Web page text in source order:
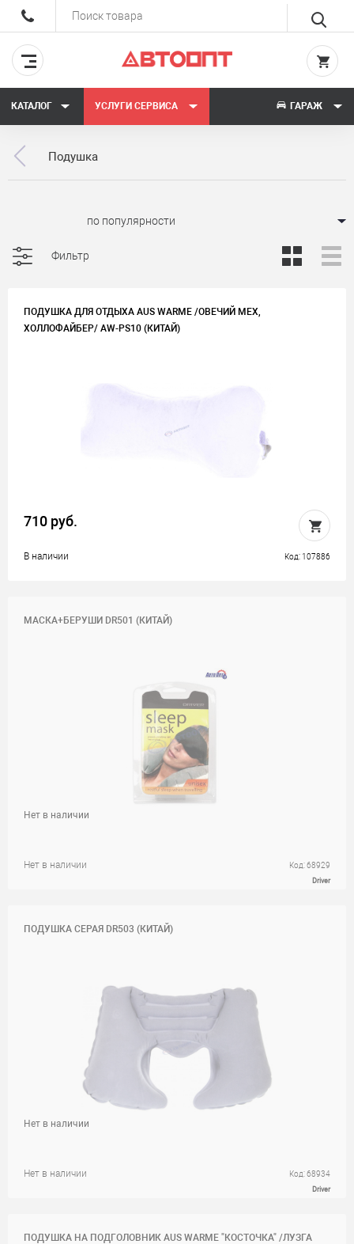
КАТАЛОГ УСЛУГИ СЕРВИСА ГАРАЖ
Подушка
Фильтр
ПОДУШКА ДЛЯ ОТДЫХА AUS WARME /ОВЕЧИЙ МЕХ,
ХОЛЛОФАЙБЕР/ AW-PS10 (КИТАЙ)
710 руб.
В наличии Код: 107886
МАСКА+БЕРУШИ DR501 (КИТАЙ)
Нет в наличии Код: 68929
Driver
Нет в наличии
ПОДУШКА СЕРАЯ DR503 (КИТАЙ)
Нет в наличии Код: 68934
Driver
Нет в наличии
ПОДУШКА НА ПОДГОЛОВНИК AUS WARME "КОСТОЧКА" /ЛУЗГА